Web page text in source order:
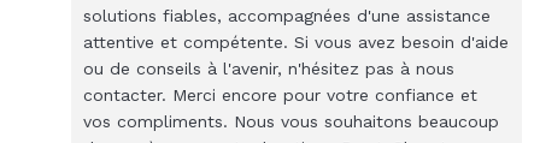
solutions fiables, accompagnées d'une assistance
attentive et compétente. Si vous avez besoin d'aide
ou de conseils à l'avenir, n'hésitez pas à nous
contacter. Merci encore pour votre confiance et
vos compliments. Nous vous souhaitons beaucoup